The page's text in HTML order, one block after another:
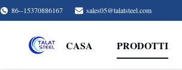
86--15370886167 sales05@talatsteel.com
CASA PRODOTTI